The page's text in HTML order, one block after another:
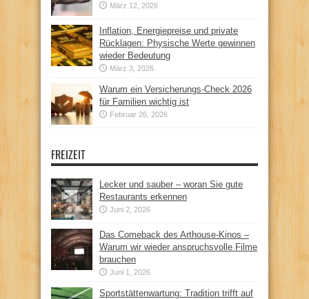
März 12, 2026
Inflation, Energiepreise und private
Rücklagen: Physische Werte gewinnen
wieder Bedeutung
März 3, 2026
Warum ein Versicherungs-Check 2026
für Familien wichtig ist
Februar 26, 2026
FREIZEIT
Lecker und sauber – woran Sie gute
Restaurants erkennen
Juni 2, 2026
Das Comeback des Arthouse-Kinos –
Warum wir wieder anspruchsvolle Filme
brauchen
Juni 1, 2026
Sportstättenwartung: Tradition trifft auf